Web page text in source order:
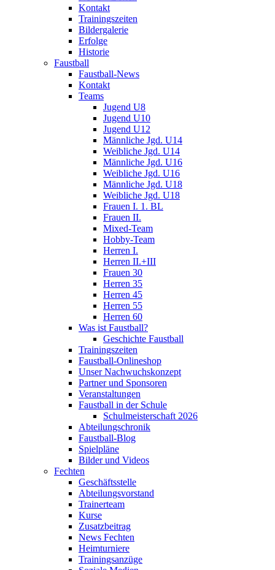
Kontakt
Trainingszeiten
Bildergalerie
Erfolge
Historie
Faustball
Faustball-News
Kontakt
Teams
Jugend U8
Jugend U10
Jugend U12
Männliche Jgd. U14
Weibliche Jgd. U14
Männliche Jgd. U16
Weibliche Jgd. U16
Männliche Jgd. U18
Weibliche Jgd. U18
Frauen I. 1. BL
Frauen II.
Mixed-Team
Hobby-Team
Herren I.
Herren II.+III
Frauen 30
Herren 35
Herren 45
Herren 55
Herren 60
Was ist Faustball?
Geschichte Faustball
Trainingszeiten
Faustball-Onlineshop
Unser Nachwuchskonzept
Partner und Sponsoren
Veranstaltungen
Faustball in der Schule
Schulmeisterschaft 2026
Abteilungschronik
Faustball-Blog
Spielpläne
Bilder und Videos
Fechten
Geschäftsstelle
Abteilungsvorstand
Trainerteam
Kurse
Zusatzbeitrag
News Fechten
Heimturniere
Trainingsanzüge